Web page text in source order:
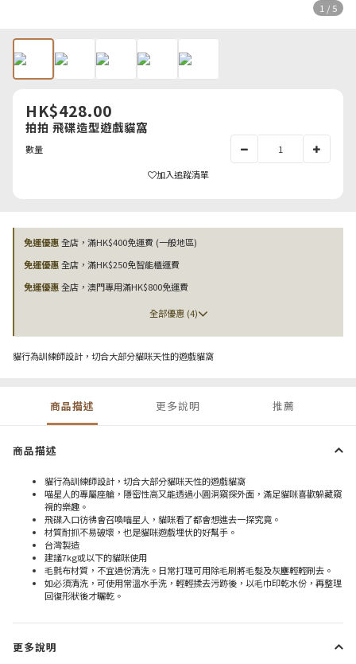
1 / 5
HK$428.00
拍拍 飛碟造型遊戲貓窩
數量
加入追蹤清單
免運優惠全店，滿HK$400免運費 (一般地區)
免運優惠全店，滿HK$250免智能櫃運費
免運優惠全店，澳門專用滿HK$800免運費
全部優惠 (4)
貓行為訓練師設計，切合大部分貓咪天性的遊戲貓窩
商品描述 更多說明 推薦
商品描述
貓行為訓練師設計，切合大部分貓咪天性的遊戲貓窩
喵星人的專屬座艙，隱密性高又能透過小圓洞窺探外面，滿足貓咪喜歡躲藏窺
視的樂趣。
飛碟入口彷彿會召喚喵星人，貓咪看了都會想進去一探究竟。
材質耐抓不易破壞，也是貓咪遊戲埋伏的好幫手。
台灣製造
建議7kg或以下的貓咪使用
毛氈布材質，不宜過份清洗。日常打理可用除毛刷將毛髮及灰塵輕輕刷去。
如必須清洗，可使用常溫水手洗，輕輕揉去污跡後，以毛巾印乾水份，再整理
回復形狀後才曬乾。
更多說明